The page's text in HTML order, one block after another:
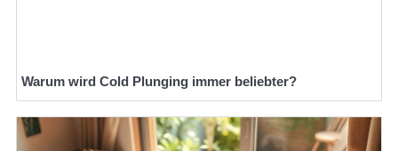
Warum wird Cold Plunging immer beliebter?